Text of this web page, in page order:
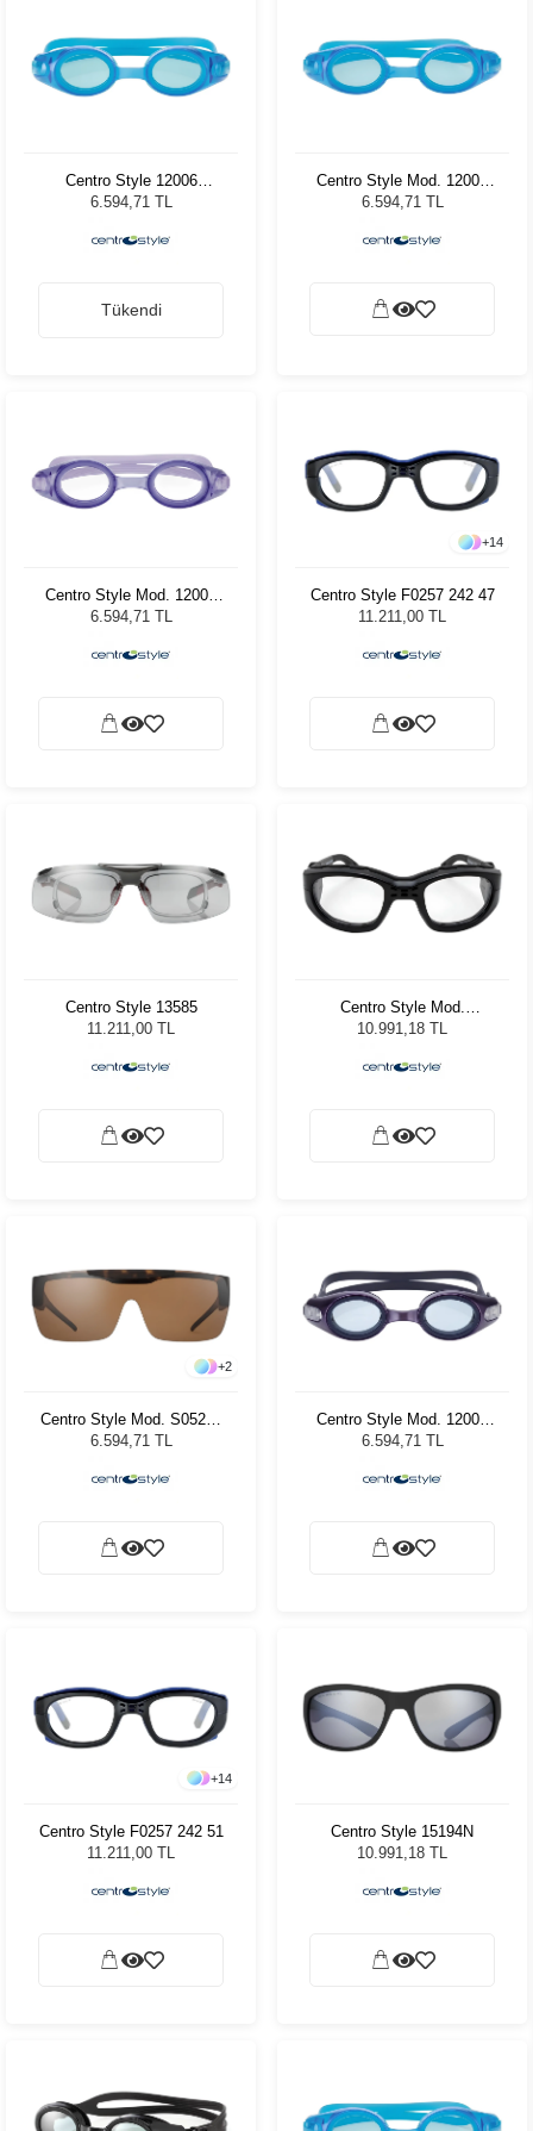
Centro Style 12006
Turkuaz
6.594,71 TL
Tükendi
Centro Style Mod. 12006
Turkuaz
6.594,71 TL
Centro Style Mod. 12005
Lila
6.594,71 TL
+14
Centro Style F0257 242 47
11.211,00 TL
Centro Style 13585
11.211,00 TL
Centro Style Mod.
F02751001000
10.991,18 TL
+2
Centro Style Mod. S05220
001
6.594,71 TL
Centro Style Mod. 12002
Mor
6.594,71 TL
+14
Centro Style F0257 242 51
11.211,00 TL
Centro Style 15194N
10.991,18 TL